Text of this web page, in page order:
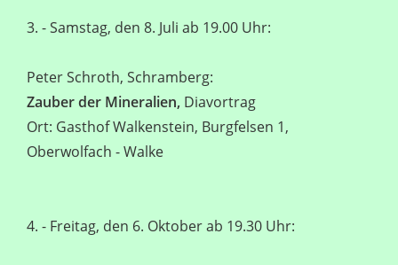
3. - Samstag, den 8. Juli ab 19.00 Uhr:
Peter Schroth, Schramberg:
Zauber der Mineralien, Diavortrag
Ort: Gasthof Walkenstein, Burgfelsen 1,
Oberwolfach - Walke
4. - Freitag, den 6. Oktober ab 19.30 Uhr: